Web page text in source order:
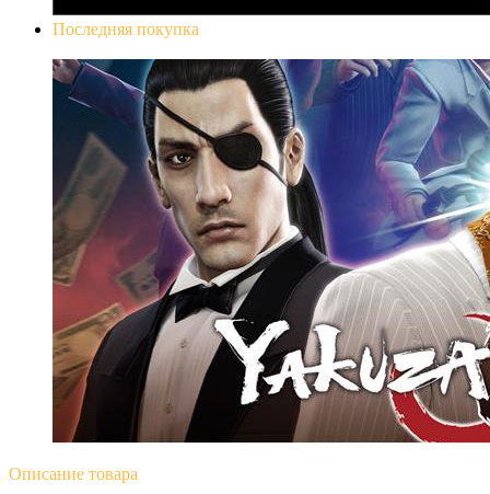
Последняя покупка
Описание товара